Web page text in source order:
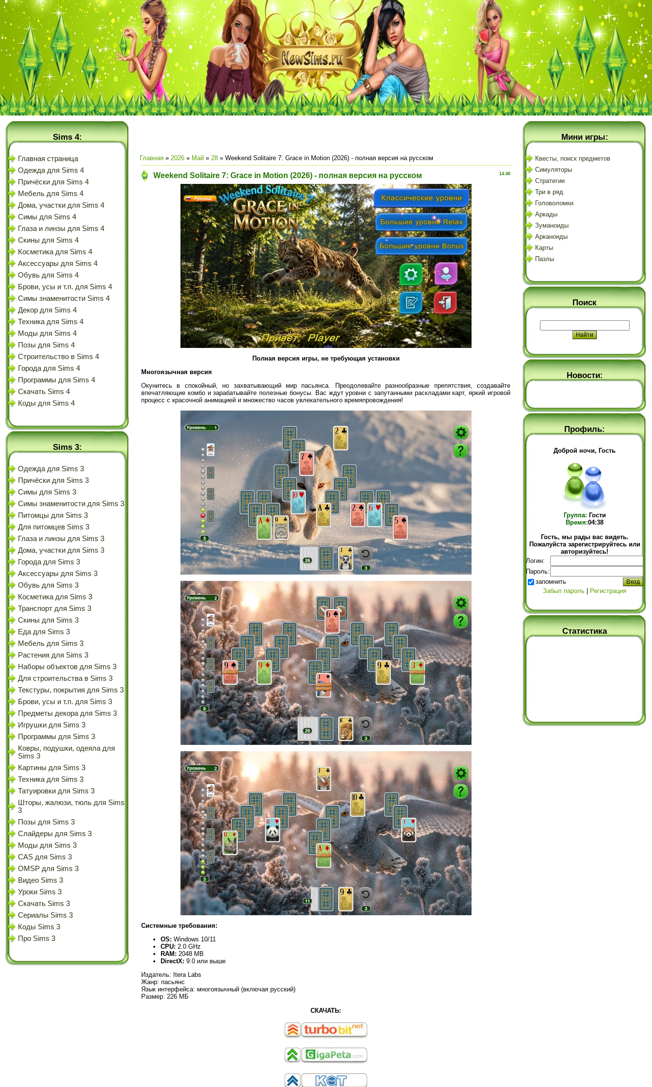
Sims 4:
Главная страница
Одежда для Sims 4
Причёски для Sims 4
Мебель для Sims 4
Дома, участки для Sims 4
Симы для Sims 4
Глаза и линзы для Sims 4
Скины для Sims 4
Косметика для Sims 4
Аксессуары для Sims 4
Обувь для Sims 4
Брови, усы и т.п. для Sims 4
Симы знаменитости Sims 4
Декор для Sims 4
Техника для Sims 4
Моды для Sims 4
Позы для Sims 4
Строительство в Sims 4
Города для Sims 4
Программы для Sims 4
Скачать Sims 4
Коды для Sims 4
Sims 3:
Одежда для Sims 3
Причёски для Sims 3
Симы для Sims 3
Симы знаменитости для Sims 3
Питомцы для Sims 3
Для питомцев Sims 3
Глаза и линзы для Sims 3
Дома, участки для Sims 3
Города для Sims 3
Аксессуары для Sims 3
Обувь для Sims 3
Косметика для Sims 3
Транспорт для Sims 3
Скины для Sims 3
Еда для Sims 3
Мебель для Sims 3
Растения для Sims 3
Наборы объектов для Sims 3
Для строительства в Sims 3
Текстуры, покрытия для Sims 3
Брови, усы и т.п. для Sims 3
Предметы декора для Sims 3
Игрушки для Sims 3
Программы для Sims 3
Ковры, подушки, одеяла для
Sims 3
Картины для Sims 3
Техника для Sims 3
Татуировки для Sims 3
Шторы, жалюзи, тюль для Sims
3
Позы для Sims 3
Слайдеры для Sims 3
Моды для Sims 3
CAS для Sims 3
OMSP для Sims 3
Видео Sims 3
Уроки Sims 3
Скачать Sims 3
Сериалы Sims 3
Коды Sims 3
Про Sims 3
Главная » 2026 » Май » 28 » Weekend Solitaire 7: Grace in Motion (2026) - полная версия на русском
14:40
Weekend Solitaire 7: Grace in Motion (2026) - полная версия на русском
Полная версия игры, не требующая установки
Многоязычная версия
Окунитесь в спокойный, но захватывающий мир пасьянса. Преодолевайте разнообразные препятствия, создавайте
впечатляющие комбо и зарабатывайте полезные бонусы. Вас ждут уровни с запутанными раскладами карт, яркий игровой
процесс с красочной анимацией и множество часов увлекательного времяпровождения!
Системные требования:
OS: Windows 10/11
CPU: 2.0 GHz
RAM: 2048 MB
DirectX: 9.0 или выше
Издатель: Itera Labs
Жанр: пасьянс
Язык интерфейса: многоязычный (включая русский)
Размер: 226 МБ
СКАЧАТЬ:
Мини игры:
Квесты, поиск предметов
Симуляторы
Стратегии
Три в ряд
Головоломки
Аркады
Зуманоиды
Арканоиды
Карты
Пазлы
Поиск
Новости:
Профиль:
Доброй ночи, Гость
Группа: Гости
Время:04:38
Гость, мы рады вас видеть.
Пожалуйста зарегистрируйтесь или
авторизуйтесь!
Логин:
Пароль:
запомнить
Забыл пароль
Регистрация
Статистика